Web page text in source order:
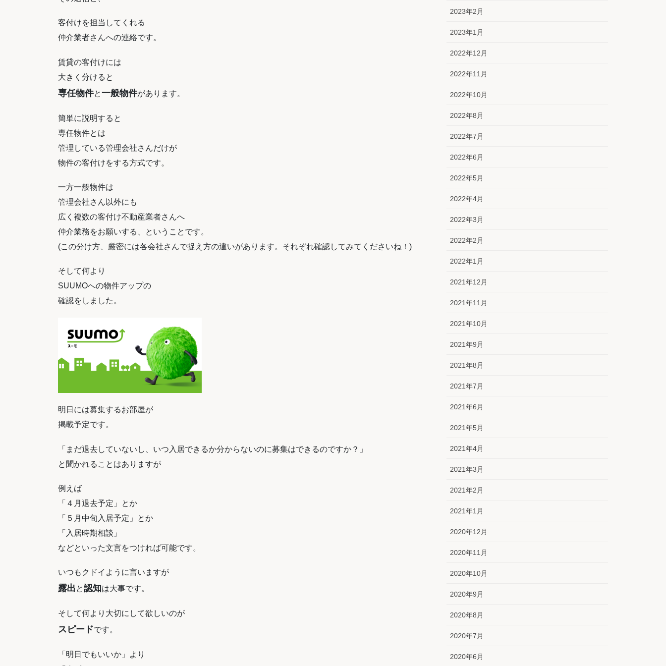
客付けを担当してくれる
仲介業者さんへの連絡です。
賃貸の客付けには
大きく分けると
専任物件と一般物件があります。
簡単に説明すると
専任物件とは
管理している管理会社さんだけが
物件の客付けをする方式です。
一方一般物件は
管理会社さん以外にも
広く複数の客付け不動産業者さんへ
仲介業務をお願いする、ということです。
(この分け方、厳密には各会社さんで捉え方の違いがあります。それぞれ確認してみてくださいね！)
そして何より
SUUMOへの物件アップの
確認をしました。
明日には募集するお部屋が
掲載予定です。
「まだ退去していないし、いつ入居できるか分からないのに募集はできるのですか？」
と聞かれることはありますが
例えば
「４月退去予定」とか
「５月中旬入居予定」とか
「入居時期相談」
などといった文言をつければ可能です。
いつもクドイように言いますが
露出 と認知は大事です。
そして何より大切にして欲しいのが
スピードです。
「明日でもいいか」より
2023年2月
2023年1月
2022年12月
2022年11月
2022年10月
2022年8月
2022年7月
2022年6月
2022年5月
2022年4月
2022年3月
2022年2月
2022年1月
2021年12月
2021年11月
2021年10月
2021年9月
2021年8月
2021年7月
2021年6月
2021年5月
2021年4月
2021年3月
2021年2月
2021年1月
2020年12月
2020年11月
2020年10月
2020年9月
2020年8月
2020年7月
2020年6月